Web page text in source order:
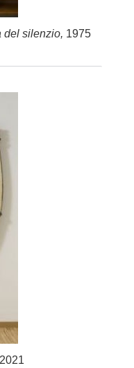
del silenzio, 1975